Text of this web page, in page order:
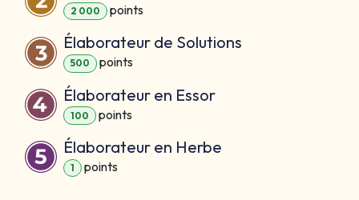
2 000 points
Élaborateur de Solutions
500 points
Élaborateur en Essor
100 points
Élaborateur en Herbe
1 points